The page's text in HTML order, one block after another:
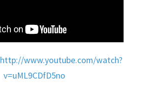
http://www.youtube.com/watch?
v=uML9CDfD5no